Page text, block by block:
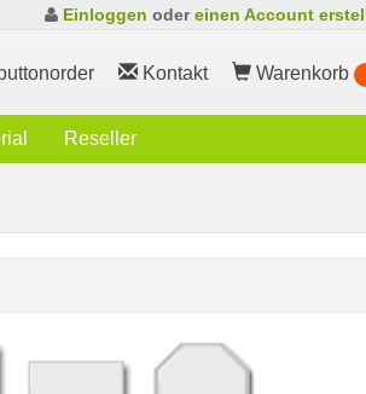
Einloggen odereinen Account
Kontakt Warenkorb
Reseller